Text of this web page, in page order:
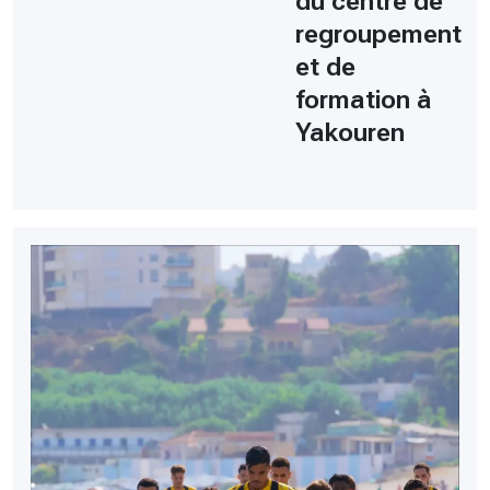
regroupement
et de
formation à
Yakouren